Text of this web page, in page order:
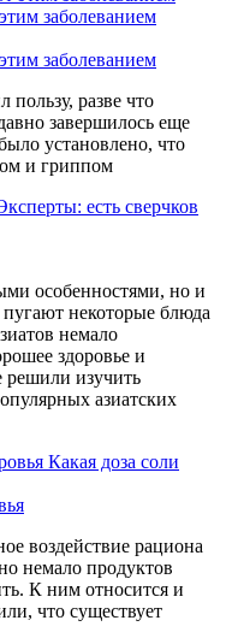
заболеванием
заболеванием
разве что
завершилось еще
установлено, что
и гриппом
есть сверчков
особенностями, но и
некоторые блюда
немало
здоровье и
решили изучить
азиатских
Какая доза соли
воздействие рациона
немало продуктов
К ним относится и
что существует